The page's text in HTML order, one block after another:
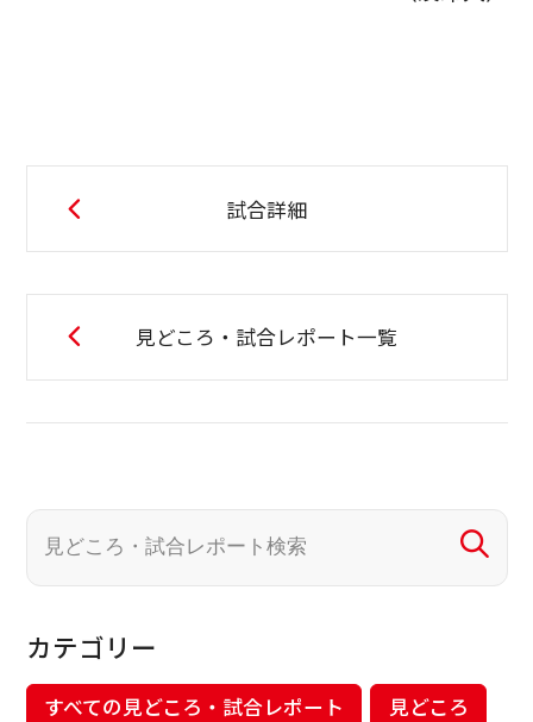
試合詳細
見どころ・試合レポート一覧
カテゴリー
すべての見どころ・試合レポート
見どころ